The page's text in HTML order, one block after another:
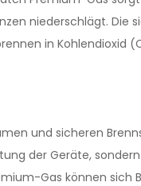
niederschlägt. Die
in Kohlendioxid
und sicheren
der Geräte,
Gas können sich